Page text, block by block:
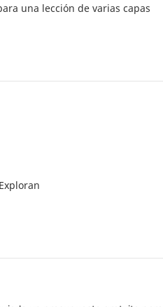
una lección de varias capas